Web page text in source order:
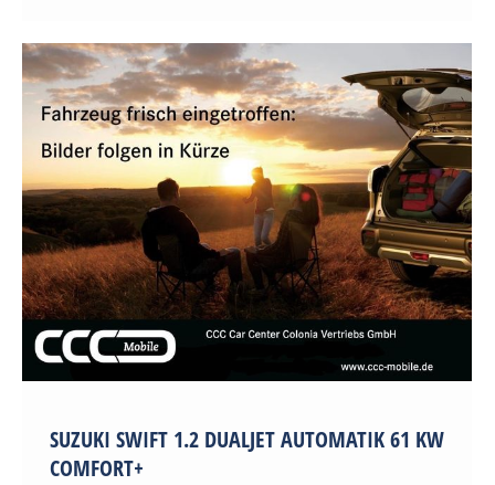
SUZUKI SWIFT 1.2 DUALJET AUTOMATIK 61 KW
COMFORT+